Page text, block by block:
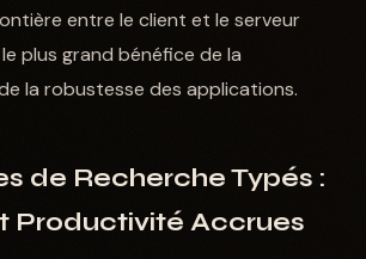
entre le client et le serveur
plus grand bénéfice de la
la robustesse des applications.
de Recherche Typés :
Productivité Accrues